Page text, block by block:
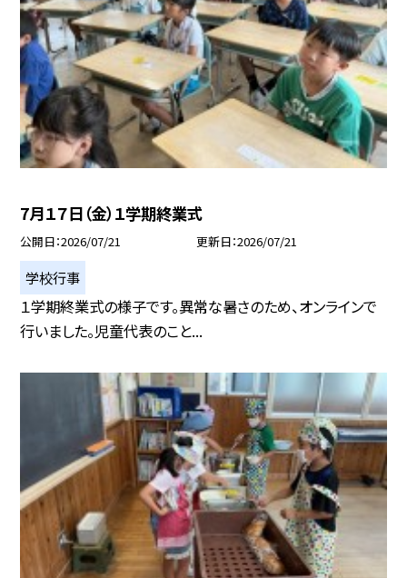
7月１７日（金）１学期終業式
公開日 2026/07/21 更新日 2026/07/21
学校行事
１学期終業式の様子です。異常な暑さのため、オンラインで
行いました。児童代表のこと...